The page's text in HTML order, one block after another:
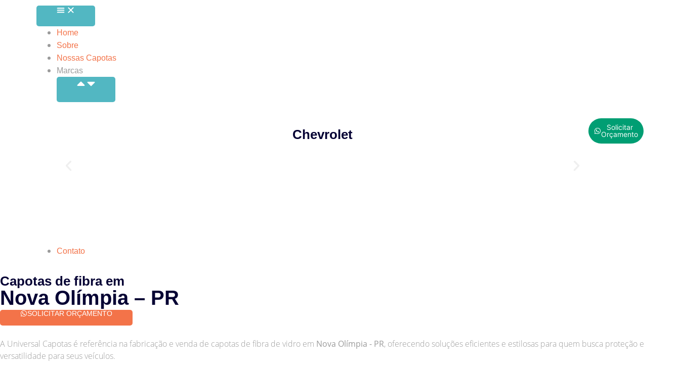
Home
Sobre
Nossas Capotas
Marcas
Chevrolet
Contato
Solicitar
Orçamento
Capotas de fibra em
Nova Olímpia – PR
SOLICITAR ORÇAMENTO
A Universal Capotas é referência na fabricação e venda de capotas de fibra de vidro em Nova Olímpia - PR, oferecendo soluções eficientes e estilosas para quem busca proteção e
versatilidade para seus veículos.